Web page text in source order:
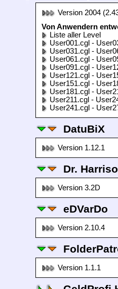
Version 2004
Von Anwendern
Liste aller Level
User001.cgl -
User031.cgl -
User061.cgl -
User091.cgl -
User121.cgl -
User151.cgl -
User181.cgl -
User211.cgl -
User241.cgl -
DatuBiX
Version 1.12.1
Dr.
Version 3.2D
eDVarDo
Version 2.10.4
Version 1.1.1